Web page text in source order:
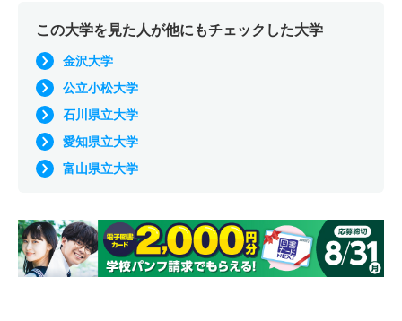
この大学を見た人が他にもチェックした大学
金沢大学
公立小松大学
石川県立大学
愛知県立大学
富山県立大学